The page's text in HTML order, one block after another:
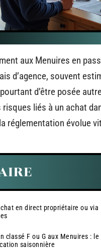
aux Menuires en
d’agence, souvent
d’être posée
liés à un achat
réglementation évolue
en direct propriétaire ou via
classé F ou G aux Menuires : le
saisonnière